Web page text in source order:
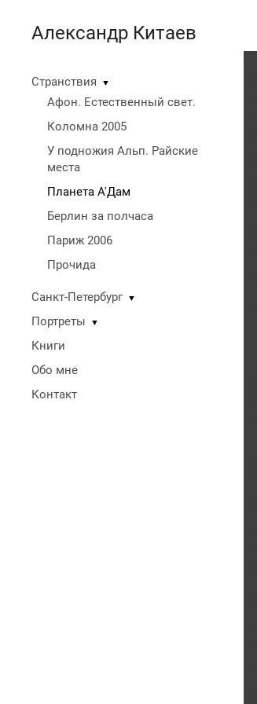
Александр Китаев
Странствия ▼
Афон. Естественный свет.
Коломна 2005
У подножия Альп. Райские
места
Планета А'Дам
Берлин за полчаса
Париж 2006
Прочида
Санкт-Петербург ▼
Портреты ▼
Книги
Обо мне
Контакт